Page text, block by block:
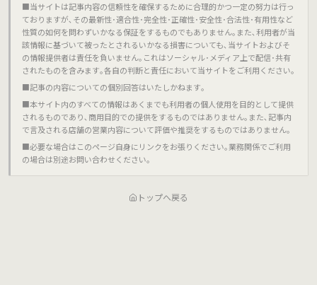
■当サイトは記事内容の信頼性を確保するために合理的かつ一定の努力は行っ
ておりますが､その最新性･適合性･完全性･正確性･安全性･合法性･有用性など
性質の如何を問わずいかなる保証をするものでもありません｡また､利用者が当
該情報に基づいて被ったとされるいかなる損害についても､当サイトおよびそ
の情報提供者は責任を負いません｡これはソーシャル･メディア上で配信･共有
されたものを含みます｡各自の判断と責任において当サイトをご利用ください｡
■記事の内容についての個別回答はいたしかねます｡
■本サイト内のすべての情報はあくまでも利用者の個人使用を目的として提供
されるものであり､商用目的での提供をするものではありません｡また､記事内
で言及される店舗の営業内容について評価や推奨をするものではありません｡
■必要な場合はこのページ自身にリンクをお張りください｡業務関係でご利用
の場合は別途お問い合わせください｡
トップへ戻る